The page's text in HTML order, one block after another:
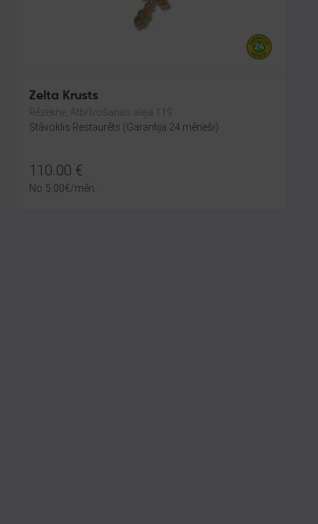
Zelta Krusts
Rēzekne, Atbrīvošanas aleja 119
Stāvoklis Restaurēts (Garantija 24 mēneši)
110.00 €
No 5.00€/mēn.